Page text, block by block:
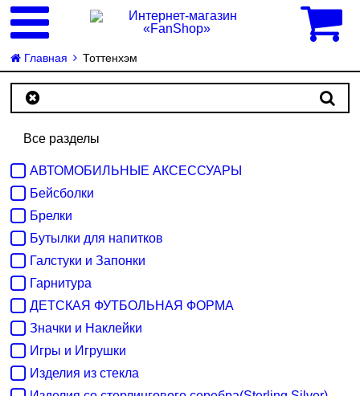
Главная Тоттенхэм
Все разделы
АВТОМОБИЛЬНЫЕ АКСЕССУАРЫ
Бейсболки
Брелки
Бутылки для напитков
Галстуки и Запонки
Гарнитура
ДЕТСКАЯ ФУТБОЛЬНАЯ ФОРМА
Значки и Наклейки
Игры и Игрушки
Изделия из стекла